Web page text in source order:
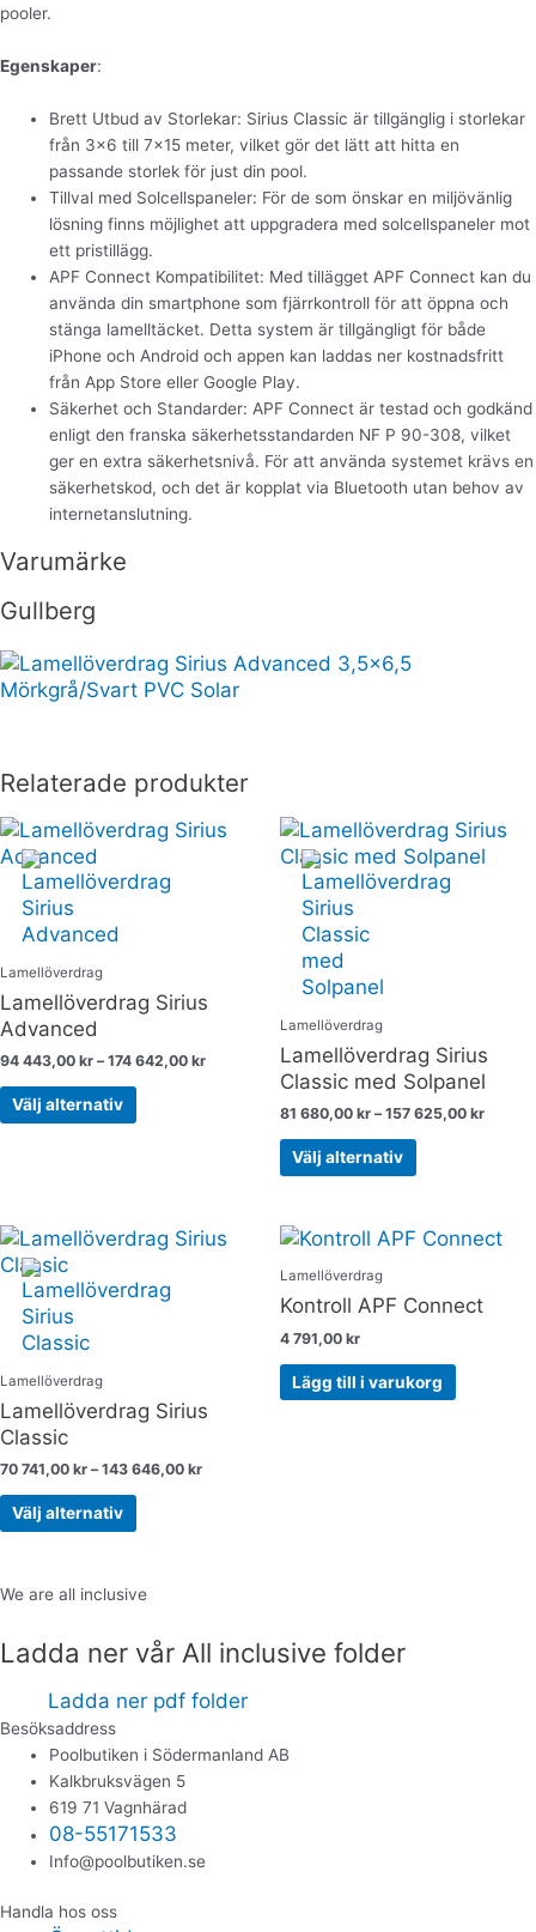
pooler.
Egenskaper:
Brett Utbud av Storlekar: Sirius Classic är tillgänglig i storlekar
från 3×6 till 7×15 meter, vilket gör det lätt att hitta en
passande storlek för just din pool.
Tillval med Solcellspaneler: För de som önskar en miljövänlig
lösning finns möjlighet att uppgradera med solcellspaneler mot
ett pristillägg.
APF Connect Kompatibilitet: Med tillägget APF Connect kan du
använda din smartphone som fjärrkontroll för att öppna och
stänga lamelltäcket. Detta system är tillgängligt för både
iPhone och Android och appen kan laddas ner kostnadsfritt
från App Store eller Google Play.
Säkerhet och Standarder: APF Connect är testad och godkänd
enligt den franska säkerhetsstandarden NF P 90-308, vilket
ger en extra säkerhetsnivå. För att använda systemet krävs en
säkerhetskod, och det är kopplat via Bluetooth utan behov av
internetanslutning.
Varumärke
Gullberg
Relaterade produkter
Lamellöverdrag
Lamellöverdrag Sirius
Advanced
94 443,00 kr – 174 642,00 kr
Price
range:
Välj alternativ
Den
här
produkten
har
flera
olika
alternativen
kan
väljas
på
Lamellöverdrag
Lamellöverdrag Sirius
Classic med Solpanel
81 680,00 kr – 157 625,00 kr
Price
range:
81
Välj alternativ
Den
här
produkten
har
flera
varianter.
kan
väljas
på
produktsidan
Lamellöverdrag
Lamellöverdrag Sirius
Classic
70 741,00 kr – 143 646,00 kr
Price
range:
Välj alternativ
Den
här
produkten
har
flera
olika
alternativen
kan
väljas
på
Lamellöverdrag
Kontroll APF Connect
4 791,00 kr
Lägg till i varukorg
We are all inclusive
Ladda ner vår All inclusive folder
Ladda ner pdf folder
Besöksaddress
Poolbutiken i Södermanland AB
Kalkbruksvägen 5
619 71 Vagnhärad
08-55171533
Info@poolbutiken.se
Handla hos oss